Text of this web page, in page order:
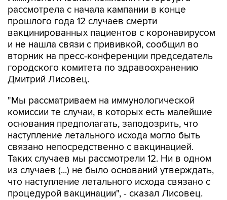
рассмотрела с начала кампании в конце
прошлого года 12 случаев смерти
вакцинированных пациентов с коронавирусом
и не нашла связи с прививкой, сообщил во
вторник на пресс-конференции председатель
городского комитета по здравоохранению
Дмитрий Лисовец.
"Мы рассматриваем на иммунологической
комиссии те случаи, в которых есть малейшие
основания предполагать, заподозрить, что
наступление летального исхода могло быть
связано непосредственно с вакцинацией.
Таких случаев мы рассмотрели 12. Ни в одном
из случаев (...) не было оснований утверждать,
что наступление летального исхода связано с
процедурой вакцинации", - сказал Лисовец.